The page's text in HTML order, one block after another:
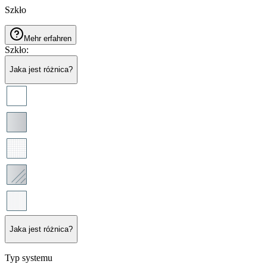
Szkło
Mehr erfahren
Szkło:
Jaka jest różnica?
Jaka jest różnica?
Typ systemu